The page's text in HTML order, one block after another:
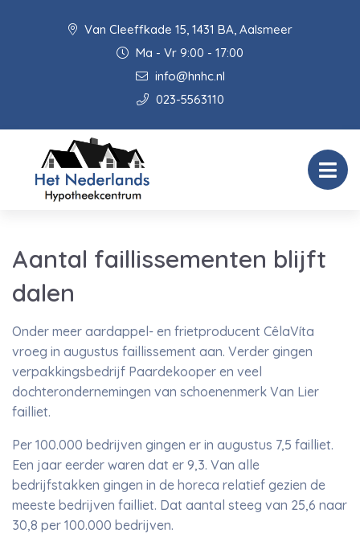
Van Cleeffkade 15, 1431 BA, Aalsmeer
Ma - Vr 9:00 - 17:00
info@hnhc.nl
023-5563110
Aantal faillissementen blijft
dalen
Onder meer aardappel- en frietproducent CêlaVíta
vroeg in augustus faillissement aan. Verder gingen
verpakkingsbedrijf Paardekooper en veel
dochterondernemingen van schoenenmerk Van Lier
failliet.
Per 100.000 bedrijven gingen er in augustus 7,5 failliet.
Een jaar eerder waren dat er 9,3. Van alle
bedrijfstakken gingen in de horeca relatief gezien de
meeste bedrijven failliet. Dat aantal steeg van 25,6 naar
30,8 per 100.000 bedrijven.